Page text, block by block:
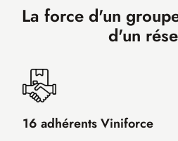
La force d'un
d'un
16 adhérents Viniforce